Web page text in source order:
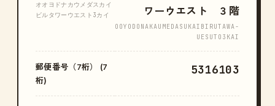
オオヨドナカウメダスカイ
ビルタワーウエスト3カイ
ワーウエスト ３階
OOYODONAKAUMEDASUKAIBIRUTAWA-
UESUTO3KAI
郵便番号（7桁） (7
桁)
5316103